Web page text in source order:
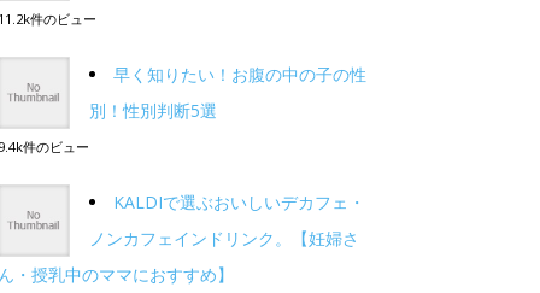
11.2k件のビュー
早く知りたい！お腹の中の子の性
別！性別判断5選
9.4k件のビュー
KALDIで選ぶおいしいデカフェ・
ノンカフェインドリンク。【妊婦さ
ん・授乳中のママにおすすめ】